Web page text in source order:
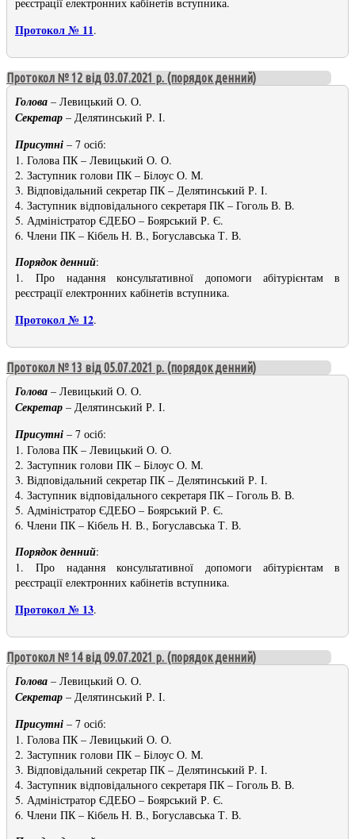
Протокол № 11.
Протокол № 12 від 03.07.2021 р. (порядок денний)
Голова – Левицький О. О.
Секретар – Делятинський Р. І.
Присутні – 7 осіб:
1. Голова ПК – Левицький О. О.
2. Заступник голови ПК – Білоус О. М.
3. Відповідальний секретар ПК – Делятинський Р. І.
4. Заступник відповідального секретаря ПК – Гоголь В. В.
5. Адміністратор ЄДЕБО – Боярський Р. Є.
6. Члени ПК – Кібель Н. В., Богуславська Т. В.
Порядок денний:
1. Про надання консультативної допомоги абітурієнтам в
реєстрації електронних кабінетів вступника.
Протокол № 12.
Протокол № 13 від 05.07.2021 р. (порядок денний)
Голова – Левицький О. О.
Секретар – Делятинський Р. І.
Присутні – 7 осіб:
1. Голова ПК – Левицький О. О.
2. Заступник голови ПК – Білоус О. М.
3. Відповідальний секретар ПК – Делятинський Р. І.
4. Заступник відповідального секретаря ПК – Гоголь В. В.
5. Адміністратор ЄДЕБО – Боярський Р. Є.
6. Члени ПК – Кібель Н. В., Богуславська Т. В.
Порядок денний:
1. Про надання консультативної допомоги абітурієнтам в
реєстрації електронних кабінетів вступника.
Протокол № 13.
Протокол № 14 від 09.07.2021 р. (порядок денний)
Голова – Левицький О. О.
Секретар – Делятинський Р. І.
Присутні – 7 осіб:
1. Голова ПК – Левицький О. О.
2. Заступник голови ПК – Білоус О. М.
3. Відповідальний секретар ПК – Делятинський Р. І.
4. Заступник відповідального секретаря ПК – Гоголь В. В.
5. Адміністратор ЄДЕБО – Боярський Р. Є.
6. Члени ПК – Кібель Н. В., Богуславська Т. В.